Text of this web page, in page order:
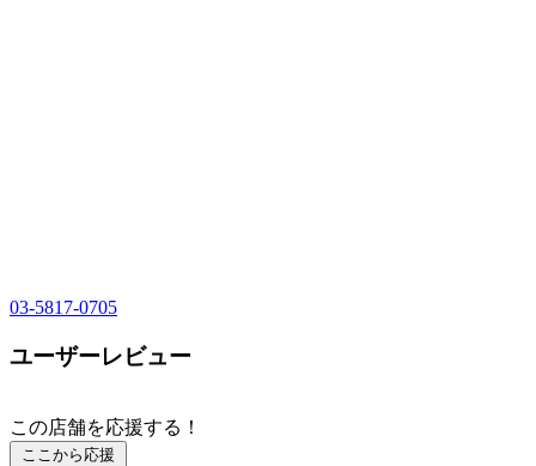
03-5817-0705
ユーザーレビュー
この店舗を応援する！
ここから応援